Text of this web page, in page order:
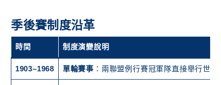
季後賽制度沿革
時間 制度演變說明
1903–1968 單輪賽事 ：兩聯盟例行賽冠軍隊直接舉行世